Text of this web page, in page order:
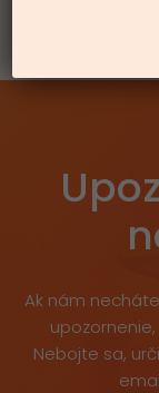
Ak nám
Nebojte sa,